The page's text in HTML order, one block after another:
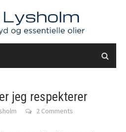
jeg respekterer
2 Comments